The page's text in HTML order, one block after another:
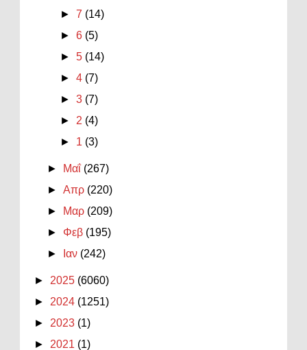
►7 (14)
►6 (5)
►5 (14)
►4 (7)
►3 (7)
► 2 (4)
► 1 (3)
► Μαΐ (267)
►Απρ (220)
►
Μαρ (209)
► Φεβ (195)
►
Ιαν (242)
► 2025 (6060)
► 2024 (1251)
► 2023 (1)
► 2021 (1)